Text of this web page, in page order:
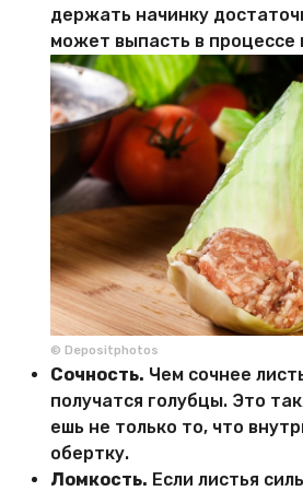
держать начинку
может выпасть в процессе
© Depositphotos
Сочность. Чем сочнее
получатся голубцы. Это
ешь не только то, что
обертку.
Ломкость. Если листья